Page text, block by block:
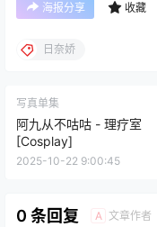
海报分享 收藏
日奈娇
写真单集
阿九从不咕咕 - 理疗室
[Cosplay]
2025-10-22 9:00:45
0 条回复 A 文章作者